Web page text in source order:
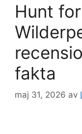
Hunt
fakta
maj 31, 2026 av